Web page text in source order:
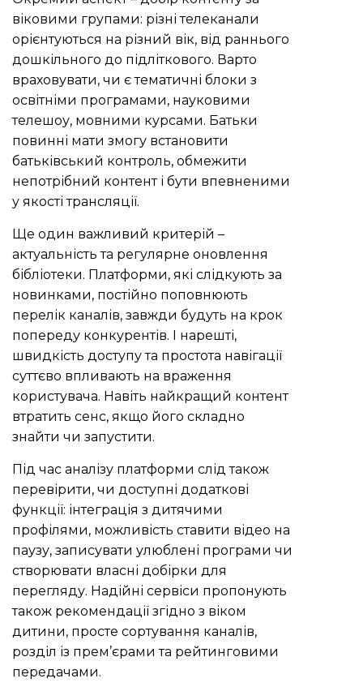
віковими групами: різні телеканали
орієнтуються на різний вік, від раннього
дошкільного до підліткового. Варто
враховувати, чи є тематичні блоки з
освітніми програмами, науковими
телешоу, мовними курсами. Батьки
повинні мати змогу встановити
батьківський контроль, обмежити
непотрібний контент і бути впевненими
у якості трансляції.
Ще один важливий критерій –
актуальність та регулярне оновлення
бібліотеки. Платформи, які слідкують за
новинками, постійно поповнюють
перелік каналів, завжди будуть на крок
попереду конкурентів. І нарешті,
швидкість доступу та простота навігації
суттєво впливають на враження
користувача. Навіть найкращий контент
втратить сенс, якщо його складно
знайти чи запустити.
Під час аналізу платформи слід також
перевірити, чи доступні додаткові
функції: інтеграція з дитячими
профілями, можливість ставити відео на
паузу, записувати улюблені програми чи
створювати власні добірки для
перегляду. Надійні сервіси пропонують
також рекомендації згідно з віком
дитини, просте сортування каналів,
розділ із прем’єрами та рейтинговими
передачами.